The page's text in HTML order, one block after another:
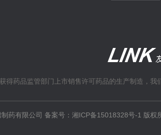
药品监管部门上市销售许可药品的生产制造，我
药有限公司 备案号： 湘ICP备15018328号-1 版权